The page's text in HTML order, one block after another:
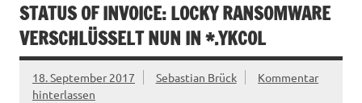
STATUS OF INVOICE: LOCKY RANSOMWARE
VERSCHLÜSSELT NUN IN *.YKCOL
18. September 2017 Sebastian Brück
Kommentar
hinterlassen